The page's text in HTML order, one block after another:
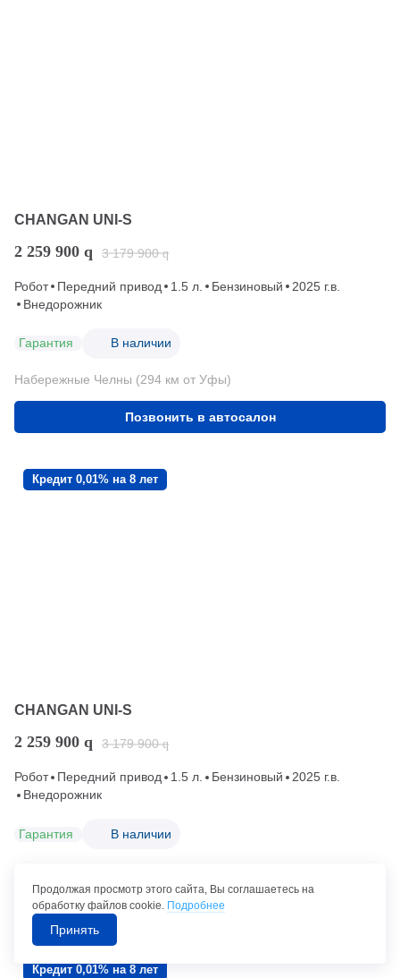
CHANGAN UNI-S
2 259 900 q 3 179 900 q
Робот Передний привод 1.5 л. Бензиновый
2025 г.в.
Внедорожник
Гарантия В наличии
Набережные Челны (294 км от Уфы)
Позвонить в автосалон
Кредит 0,01% на 8 лет
CHANGAN UNI-S
2 259 900 q 3 179 900 q
Робот Передний привод 1.5 л. Бензиновый
2025 г.в.
Внедорожник
Гарантия В наличии
Позвонить в автосалон
Кредит 0,01% на 8 лет
Продолжая просмотр этого сайта, Вы соглашаетесь на
обработку файлов cookie. Подробнее
Принять